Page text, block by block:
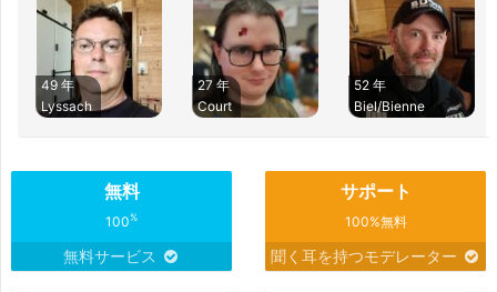
49 年
Lyssach
27 年
Court
52 年
Biel/Bienne
無料
100%
無料サービス
サポート
100%無料
聞く耳を持つモデレーター